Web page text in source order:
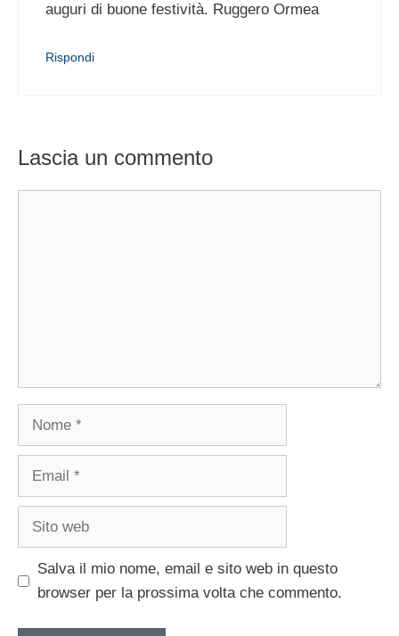
auguri di buone festività. Ruggero Ormea
Rispondi
Lascia un commento
Nome
Email
Sito
Salva il mio nome, email e sito web in questo
browser per la prossima volta che commento.